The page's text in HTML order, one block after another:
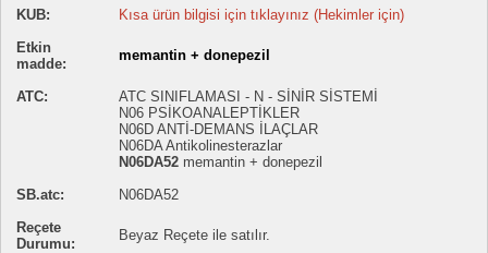
KUB:
Kısa ürün bilgisi için tıklayınız (Hekimler için)
Etkin
madde:
memantin + donepezil
ATC:
ATC SINIFLAMASI - N - SİNİR SİSTEMİ
N06 PSİKOANALEPTİKLER
N06D ANTİ-DEMANS İLAÇLAR
N06DA Antikolinesterazlar
N06DA52 memantin + donepezil
SB.atc:
N06DA52
Reçete
Durumu:
Beyaz Reçete ile satılır.